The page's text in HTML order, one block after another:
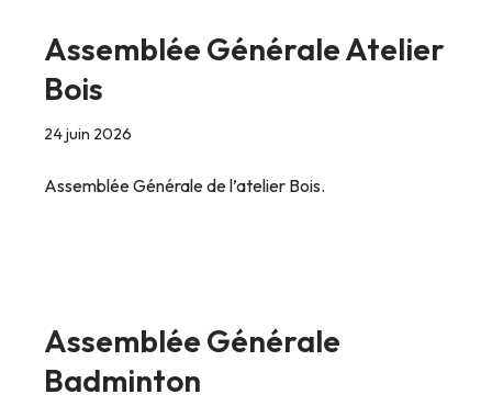
Assemblée Générale Atelier
Bois
24 juin 2026
Assemblée Générale de l’atelier Bois.
Assemblée Générale
Badminton